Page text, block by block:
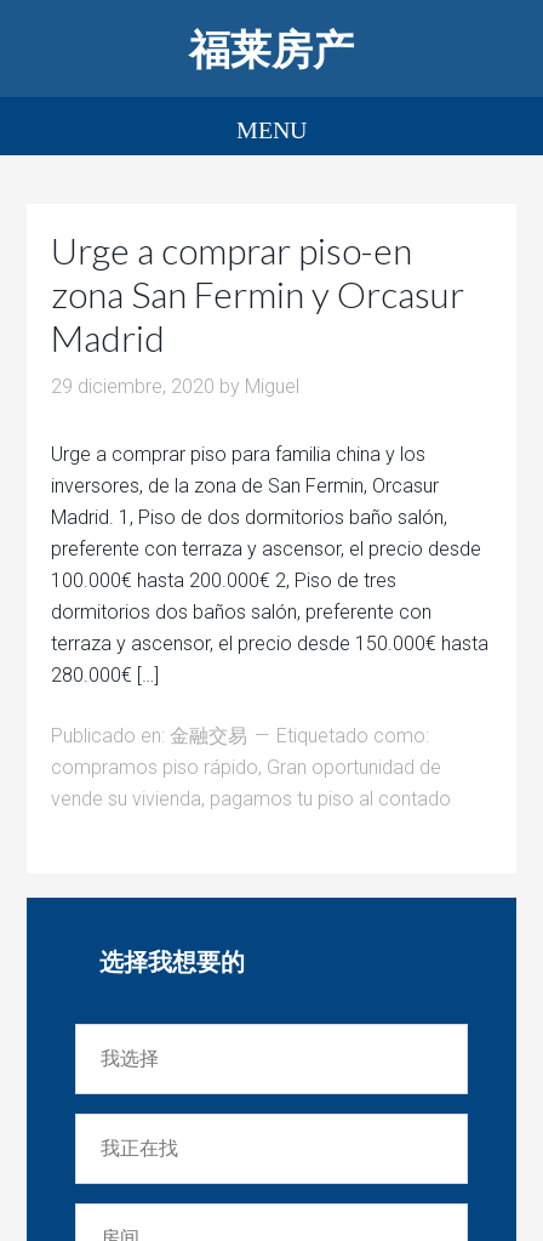
福莱房产
Urge a comprar piso-en
zona San Fermin y Orcasur
Madrid
29 diciembre, 2020 by Miguel
Urge a comprar piso para familia china y los
inversores, de la zona de San Fermin, Orcasur
Madrid. 1, Piso de dos dormitorios baño salón,
preferente con terraza y ascensor, el precio desde
100.000€ hasta 200.000€ 2, Piso de tres
dormitorios dos baños salón, preferente con
terraza y ascensor, el precio desde 150.000€ hasta
280.000€ […]
Publicado en: 金融交易
Etiquetado como:
compramos piso rápido, Gran oportunidad de
vende su vivienda, pagamos tu piso al contado
选择我想要的